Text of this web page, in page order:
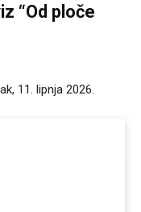
“Od ploče
11. lipnja 2026.